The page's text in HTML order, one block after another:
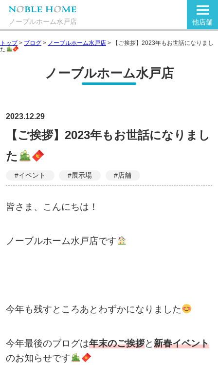
ノーブルホーム水戸店 他店舗
トップ> ブログ > ノーブルホーム水戸店 >
【ご挨拶】2023年もお世話になりまし
た
ノーブルホーム水戸店
2023.12.29
【ご挨拶】2023年もお世話になりまし
た
#イベント #展示場 #店舗
皆さま、こんにちは！
ノーブルホーム水戸店です
今年も残すところあとわずかになりました
今年最後のブログは年末のご挨拶と新春イベント
のお知らせです